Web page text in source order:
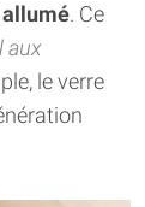
allumé. Ce
aux
le verre